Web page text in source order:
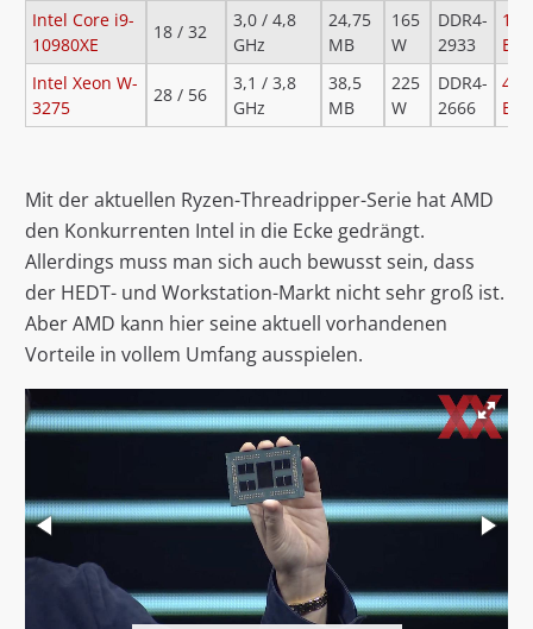
Intel Core i9-
10980XE
18 / 32
3,0 / 4,8
GHz
24,75
MB
165
W
DDR4-
2933
Intel Xeon W-
3275
28 / 56
3,1 / 3,8
GHz
38,5
MB
225
W
DDR4-
2666
Mit der aktuellen Ryzen-Threadripper-Serie hat AMD
den Konkurrenten Intel in die Ecke gedrängt.
Allerdings muss man sich auch bewusst sein, dass
der HEDT- und Workstation-Markt nicht sehr groß ist.
Aber AMD kann hier seine aktuell vorhandenen
Vorteile in vollem Umfang ausspielen.